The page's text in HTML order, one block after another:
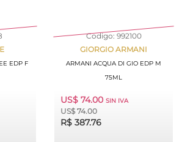
EDP F
Codigo: 992100
GIORGIO ARMANI
ARMANI ACQUA DI GIO EDP M
75ML
US$ 74.00 SIN IVA
US$ 74.00
R$ 387.76